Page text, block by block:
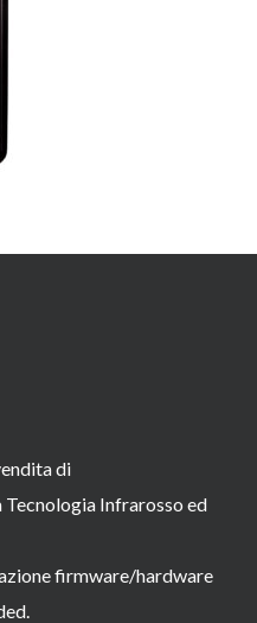
di
Infrarosso ed
firmware/hardware